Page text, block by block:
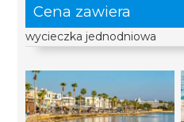
Cena zawiera
wycieczka jednodniowa